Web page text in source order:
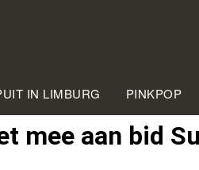
IN LIMBURG PINKPOP
mee aan bid